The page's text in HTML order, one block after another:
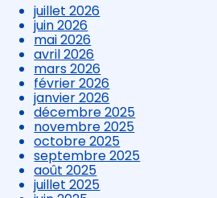
juillet 2026
juin 2026
mai 2026
avril 2026
mars 2026
février 2026
janvier 2026
décembre 2025
novembre 2025
octobre 2025
septembre 2025
août 2025
juillet 2025